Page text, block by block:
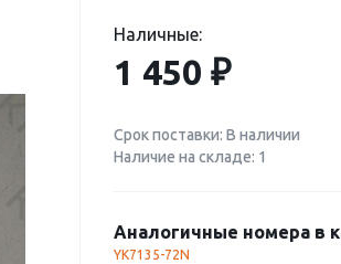
Наличные:
1 450 ₽
Срок поставки: В наличии
Наличие на складе: 1
Аналогичные номера в
YK7135-72N